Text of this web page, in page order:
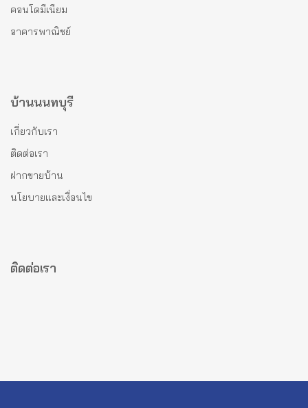
คอนโดมีเนียม
อาคารพาณิชย์
บ้านนนทบุรี
เกี่ยวกับเรา
ติดต่อเรา
ฝากขายบ้าน
นโยบายและเงื่อนไข
ติดต่อเรา